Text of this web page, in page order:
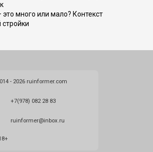
много или мало? Контекст
стройки
- 2026 ruinformer.com
+7(978) 082 28 83
ruinformer@inbox.ru